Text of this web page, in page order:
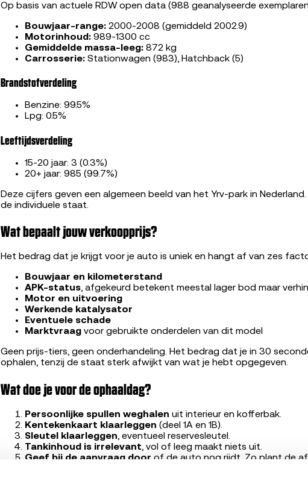
Op basis van actuele RDW open data (988 geanalyseerde
Bouwjaar-range: 2000-2008 (gemiddeld 2002.9)
Motorinhoud: 989-1300 cc
Gemiddelde massa-leeg: 872 kg
Carrosserie: Stationwagen (983), Hatchback (5)
Brandstofverdeling
Benzine: 99.5%
Lpg: 0.5%
Leeftijdsverdeling
15-20 jaar: 3 (0.3%)
20+ jaar: 985 (99.7%)
Deze cijfers geven een algemeen beeld van het Yrv-park in
de individuele staat.
Wat bepaalt jouw verkoopprijs?
Het bedrag dat je krijgt voor je auto is uniek en hangt af van zes
Bouwjaar en kilometerstand
APK-status, afgekeurd betekent meestal lager bod maar
Motor en uitvoering
Werkende katalysator
Eventuele schade
Marktvraag voor gebruikte onderdelen van dit model
Geen prijs-tiers, geen onderhandeling. Het bedrag dat je in 30
ophalen, tenzij de staat sterk afwijkt van wat je hebt opgegeven.
Wat doe je voor de ophaaldag?
Persoonlijke spullen weghalen uit interieur en kofferbak.
Kentekenkaart klaarleggen (deel 1A en 1B).
Sleutel klaarleggen, eventueel reservesleutel.
Tankinhoud is irrelevant, vol of leeg maakt niets uit.
Geef bij de aanvraag door of de auto nog rijdt. Zo plant de